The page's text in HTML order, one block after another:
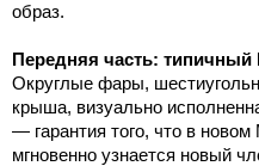
образ.
Передняя часть:
Округлые фары,
крыша, визуально
— гарантия того, что в
мгновенно узнается новый